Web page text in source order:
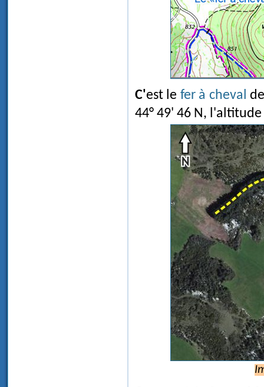
C'est le fer à cheval
44° 49' 46 N,